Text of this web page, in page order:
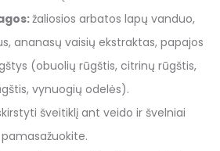
žaliosios arbatos lapų vanduo,
ananasų vaisių ekstraktas, papajos
(obuolių rūgštis, citrinų rūgštis,
vynuogių odelės).
šveitiklį ant veido ir švelniai
pamasažuokite.